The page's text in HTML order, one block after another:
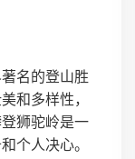
名的登山胜
和多样性，
狮驼岭是一
个人决心。